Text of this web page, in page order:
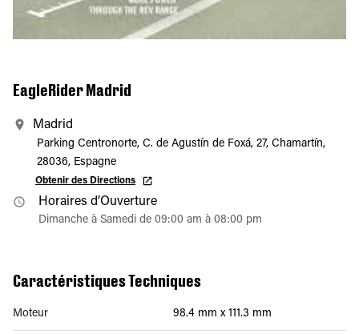
EagleRider Madrid
Madrid
Parking Centronorte, C. de Agustín de Foxá, 27, Chamartín,
28036, Espagne
Obtenir des Directions
Horaires d’Ouverture
Dimanche à Samedi de 09:00 am à 08:00 pm
Caractéristiques Techniques
Moteur 98.4 mm x 111.3 mm